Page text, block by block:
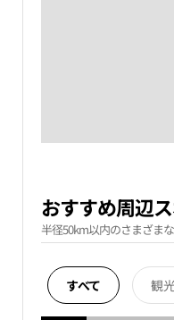
おすすめ周辺
半径50km以内のさまざま
すべて 観